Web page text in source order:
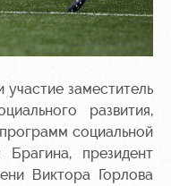
заместитель
развития,
социальной
президент
Виктора Горлова